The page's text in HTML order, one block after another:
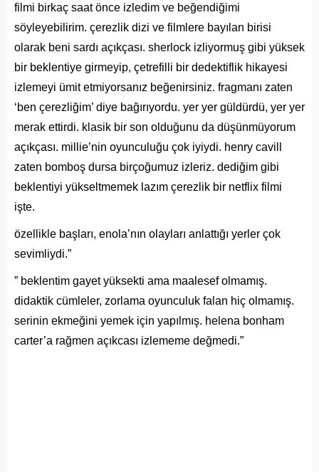
filmi birkaç saat önce izledim ve beğendiğimi
söyleyebilirim. çerezlik dizi ve filmlere bayılan birisi
olarak beni sardı açıkçası. sherlock izliyormuş gibi yüksek
bir beklentiye girmeyip, çetrefilli bir dedektiflik hikayesi
izlemeyi ümit etmiyorsanız beğenirsiniz. fragmanı zaten
‘ben çerezliğim’ diye bağırıyordu. yer yer güldürdü, yer yer
merak ettirdi. klasik bir son olduğunu da düşünmüyorum
açıkçası. millie’nin oyunculuğu çok iyiydi. henry cavill
zaten bomboş dursa birçoğumuz izleriz. dediğim gibi
beklentiyi yükseltmemek lazım çerezlik bir netflix filmi
işte.
özellikle başları, enola’nın olayları anlattığı yerler çok
sevimliydi.”
” beklentim gayet yüksekti ama maalesef olmamış.
didaktik cümleler, zorlama oyunculuk falan hiç olmamış.
serinin ekmeğini yemek için yapılmış. helena bonham
carter’a rağmen açıkcası izlememe değmedi.”